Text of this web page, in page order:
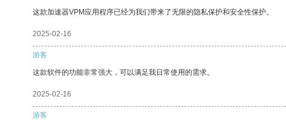
这款加速器VPM应用程序已经为我们带来了无限的隐私保护和安全性保护。
2025-02-16
游客
这款软件的功能非常强大，可以满足我日常使用的需求。
2025-02-16
游客